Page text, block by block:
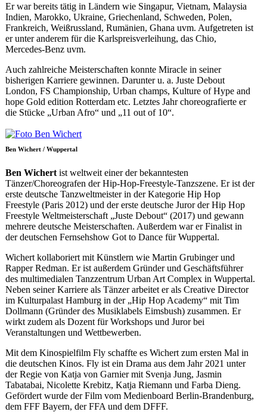
Er war bereits tätig in Ländern wie Singapur, Vietnam, Malaysia
Indien, Marokko, Ukraine, Griechenland, Schweden, Polen,
Frankreich, Weißrussland, Rumänien, Ghana uvm. Aufgetreten ist
er unter anderem für die Karlspreisverleihung, das Chio,
Mercedes-Benz uvm.
Auch zahlreiche Meisterschaften konnte Miracle in seiner
bisherigen Karriere gewinnen. Darunter u. a. Juste Debout
London, FS Championship, Urban champs, Kulture of Hype and
hope Gold edition Rotterdam etc. Letztes Jahr choreografierte er
die Stücke „Urban Afro“ und „11 out of 10“.
Ben Wichert / Wuppertal
Ben Wichert ist weltweit einer der bekanntesten
Tänzer/Choreografen der Hip-Hop-Freestyle-Tanzszene. Er ist der
erste deutsche Tanzweltmeister in der Kategorie Hip Hop
Freestyle (Paris 2012) und der erste deutsche Juror der Hip Hop
Freestyle Weltmeisterschaft „Juste Debout“ (2017) und gewann
mehrere deutsche Meisterschaften. Außerdem war er Finalist in
der deutschen Fernsehshow Got to Dance für Wuppertal.
Wichert kollaboriert mit Künstlern wie Martin Grubinger und
Rapper Redman. Er ist außerdem Gründer und Geschäftsführer
des multimedialen Tanzzentrum Urban Art Complex in Wuppertal.
Neben seiner Karriere als Tänzer arbeitet er als Creative Director
im Kulturpalast Hamburg in der „Hip Hop Academy“ mit Tim
Dollmann (Gründer des Musiklabels Eimsbush) zusammen. Er
wirkt zudem als Dozent für Workshops und Juror bei
Veranstaltungen und Wettbewerben.
Mit dem Kinospielfilm Fly schaffte es Wichert zum ersten Mal in
die deutschen Kinos. Fly ist ein Drama aus dem Jahr 2021 unter
der Regie von Katja von Garnier mit Svenja Jung, Jasmin
Tabatabai, Nicolette Krebitz, Katja Riemann und Farba Dieng.
Gefördert wurde der Film vom Medienboard Berlin-Brandenburg,
dem FFF Bayern, der FFA und dem DFFF.